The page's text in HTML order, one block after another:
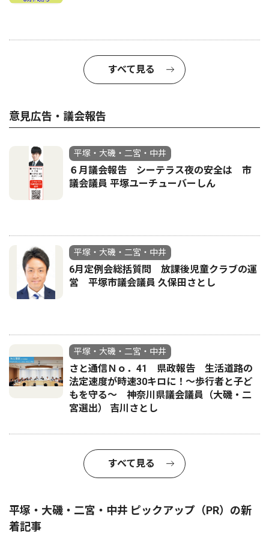
すべて見る
意見広告・議会報告
平塚・大磯・二宮・中井
６月議会報告 シーテラス夜の安全は 市
議会議員 平塚ユーチューバーしん
平塚・大磯・二宮・中井
6月定例会総括質問 放課後児童クラブの運
営 平塚市議会議員 久保田さとし
平塚・大磯・二宮・中井
さと通信Ｎｏ．41 県政報告 生活道路の
法定速度が時速30キロに！〜歩行者と子ど
もを守る〜 神奈川県議会議員（大磯・二
宮選出） 吉川さとし
すべて見る
平塚・大磯・二宮・中井 ピックアップ（PR）の新
着記事